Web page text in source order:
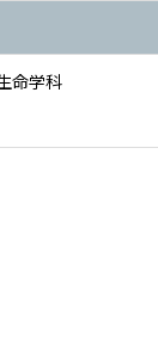
命学科